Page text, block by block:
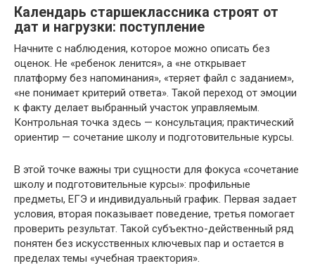
Календарь старшеклассника строят от
дат и нагрузки: поступление
Начните с наблюдения, которое можно описать без
оценок. Не «ребенок ленится», а «не открывает
платформу без напоминания», «теряет файл с заданием»,
«не понимает критерий ответа». Такой переход от эмоции
к факту делает выбранный участок управляемым.
Контрольная точка здесь — консультация; практический
ориентир — сочетание школу и подготовительные курсы.
В этой точке важны три сущности для фокуса «сочетание
школу и подготовительные курсы»: профильные
предметы, ЕГЭ и индивидуальный график. Первая задает
условия, вторая показывает поведение, третья помогает
проверить результат. Такой субъектно-действенный ряд
понятен без искусственных ключевых пар и остается в
пределах темы «учебная траектория».